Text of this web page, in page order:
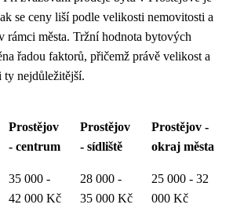
se ceny liší podle velikosti nemovitosti a
rámci města. Tržní hodnota bytových
řadou faktorů, přičemž právě velikost a
ty nejdůležitější.
Prostějov
- centrum
Prostějov
- sídliště
Prostějov -
okraj města
35 000 -
42 000 Kč
28 000 -
35 000 Kč
25 000 - 32
000 Kč